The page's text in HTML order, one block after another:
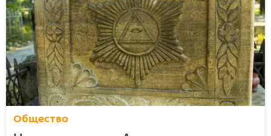
Общество